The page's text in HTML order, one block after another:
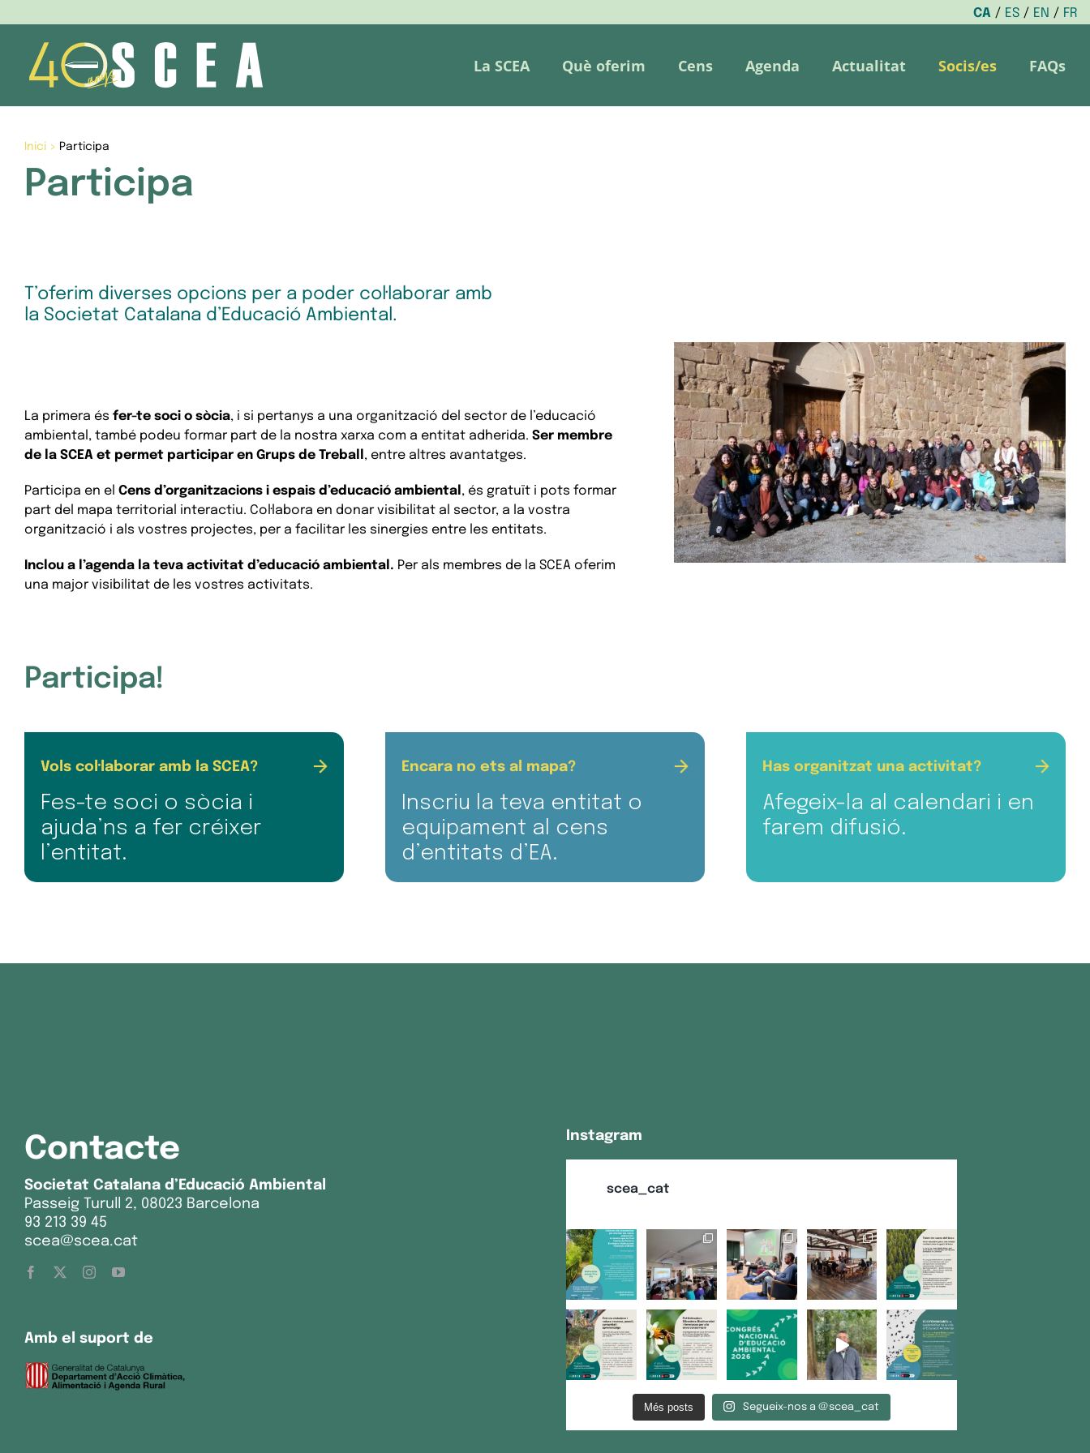
CA ES EN
FR
content
La SCEA Què oferim Cens Agenda Actualitat Socis/es FAQs
Inici> Participa
Participa
T’oferim diverses opcions per a poder col·laborar amb
la Societat Catalana d’Educació Ambiental.
La primera és fer-te soci o sòcia, i si pertanys a una organització del sector de l’educació
ambiental, també podeu formar part de la nostra xarxa com a entitat adherida. Ser membre
de la SCEA et permet participar en Grups de Treball , entre altres avantatges.
Participa en el Cens d’organitzacions i espais d’educació ambiental , és gratuït i pots formar
part del mapa territorial interactiu. Col·labora en donar visibilitat al sector, a la vostra
organització i als vostres projectes, per a facilitar les sinergies entre les entitats.
Inclou a l’agenda la teva activitat d’educació ambiental. Per als membres de la SCEA oferim
una major visibilitat de les vostres activitats.
Participa!
Vols col·laborar amb la SCEA?
Fes-te soci o sòcia i
ajuda’ns a fer créixer
l’entitat.
Encara no ets al mapa?
Inscriu la teva entitat o
equipament al cens
d’entitats d’EA.
Has organitzat una activitat?
Afegeix-la al calendari i en
farem difusió.
Contacte
Societat Catalana d’Educació Ambiental
Passeig Turull 2, 08023 Barcelona
93 213 39 45
scea@scea.cat
Amb el suport de
Instagram
scea_cat
Més posts Segueix-nos a @scea_cat